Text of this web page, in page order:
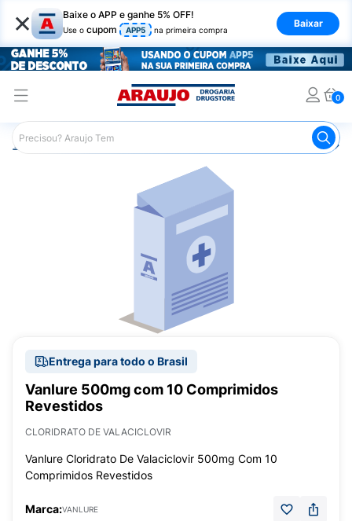
× Baixe o APP e ganhe 5% OFF!
Use o cupom APP5 na primeira compra
Baixar
0
Araujo Medicamentos Remédio para Pele e Mucosa
Entrega para todo o Brasil
Vanlure 500mg com 10 Comprimidos
Revestidos
CLORIDRATO DE VALACICLOVIR
Vanlure Cloridrato De Valaciclovir 500mg Com 10
Comprimidos Revestidos
Marca:VANLURE